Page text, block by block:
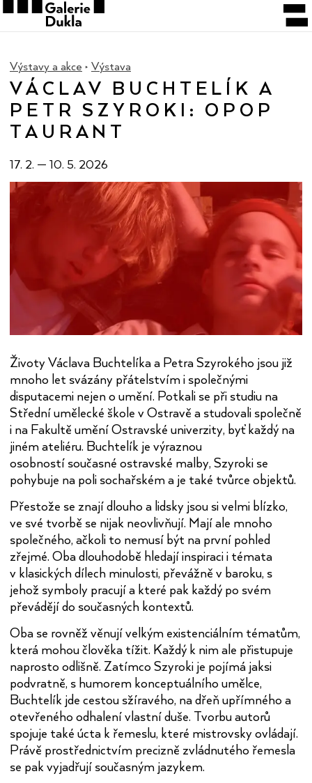
Výstavy a akce Výstava
VÁCLAV BUCHTELÍK A
PETR SZYROKI: OPOP
TAURANT
17. 2. — 10. 5. 2026
Životy Václava Buchtelíka a Petra Szyrokého jsou již
mnoho let svázány přátelstvím i společnými
disputacemi nejen o umění. Potkali se při studiu na
Střední umělecké škole v Ostravě a studovali společně
i na Fakultě umění Ostravské univerzity, byť každý na
jiném ateliéru. Buchtelík je výraznou
osobností současné ostravské malby, Szyroki se
pohybuje na poli sochařském a je také tvůrce objektů.
Přestože se znají dlouho a lidsky jsou si velmi blízko,
ve své tvorbě se nijak neovlivňují. Mají ale mnoho
společného, ačkoli to nemusí být na první pohled
zřejmé. Oba dlouhodobě hledají inspiraci i témata
v klasických dílech minulosti, převážně v baroku, s
jehož symboly pracují a které pak každý po svém
převádějí do současných kontextů.
Oba se rovněž věnují velkým existenciálním tématům,
která mohou člověka tížit. Každý k nim ale přistupuje
naprosto odlišně. Zatímco Szyroki je pojímá jaksi
podvratně, s humorem konceptuálního umělce,
Buchtelík jde cestou sžíravého, na dřeň upřímného a
otevřeného odhalení vlastní duše. Tvorbu autorů
spojuje také úcta k řemeslu, které mistrovsky ovládají.
Právě prostřednictvím precizně zvládnutého řemesla
se pak vyjadřují současným jazykem.